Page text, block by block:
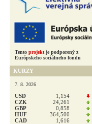
Tento projekt je podporený z
Európskeho sociálneho fondu
KURZY
7. 8. 2026
USD 1,154
CZK
24,261
GBP
0,858
HUF
364,500
CAD
1,616